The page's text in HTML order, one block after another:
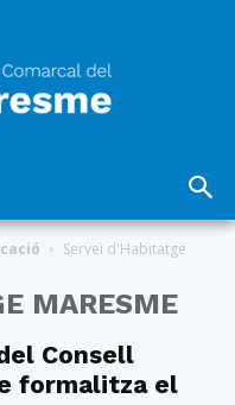
Servei d'Habitatge
MARESME
Consell
formalitza el